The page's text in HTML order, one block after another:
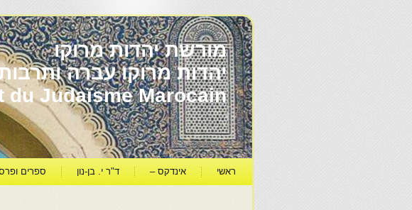
מורשת יהדות מרוקו
du Judaïsme Marocain
ראשי אינדקס – ד"ר י. בן-נון ספרים